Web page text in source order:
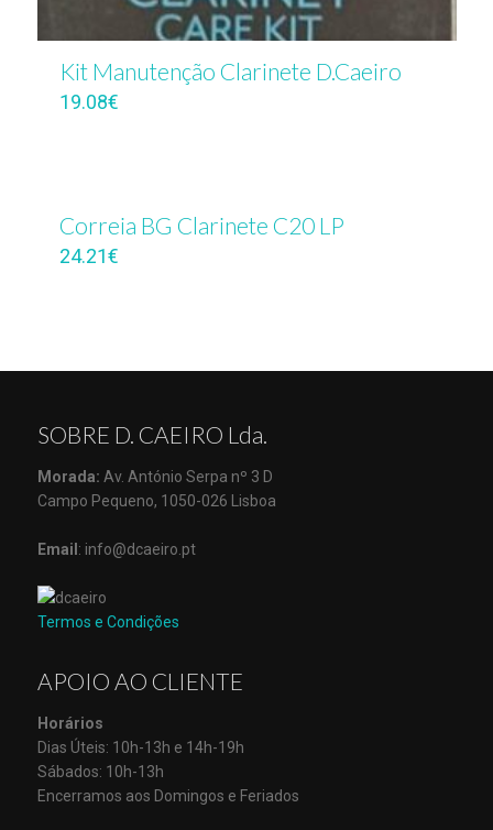
Kit Manutenção Clarinete D.Caeiro
19.08€
Correia BG Clarinete C20 LP
24.21€
SOBRE D. CAEIRO Lda.
Morada: Av. António Serpa nº 3 D
Campo Pequeno, 1050-026 Lisboa
Email: info@dcaeiro.pt
Termos e Condições
APOIO AO CLIENTE
Horários
Dias Úteis: 10h-13h e 14h-19h
Sábados: 10h-13h
Encerramos aos Domingos e Feriados